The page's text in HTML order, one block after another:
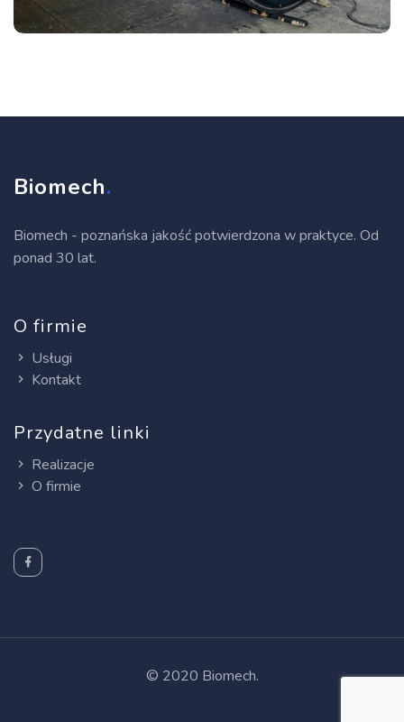
Biomech.
Biomech - poznańska jakość potwierdzona w praktyce. Od
ponad 30 lat.
O firmie
Usługi
Kontakt
Przydatne linki
Realizacje
O firmie
© 2020 Biomech.